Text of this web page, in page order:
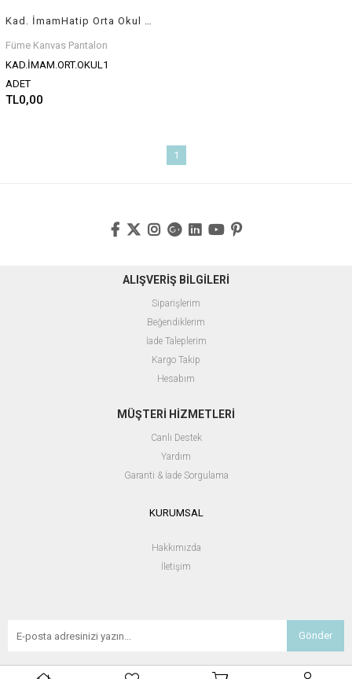
Kad. İmamHatip Orta Okul Füme Kanvas Pantalon 5 Cep
Füme Kanvas Pantalon
KAD.İMAM.ORT.OKUL1
ADET
TL0,00
1
ALIŞVERİŞ BİLGİLERİ
Siparişlerim
Beğendiklerim
İade Taleplerim
Kargo Takip
Hesabım
MÜŞTERİ HİZMETLERİ
Canlı Destek
Yardım
Garanti & İade Sorgulama
KURUMSAL
Hakkımızda
İletişim
Gönder